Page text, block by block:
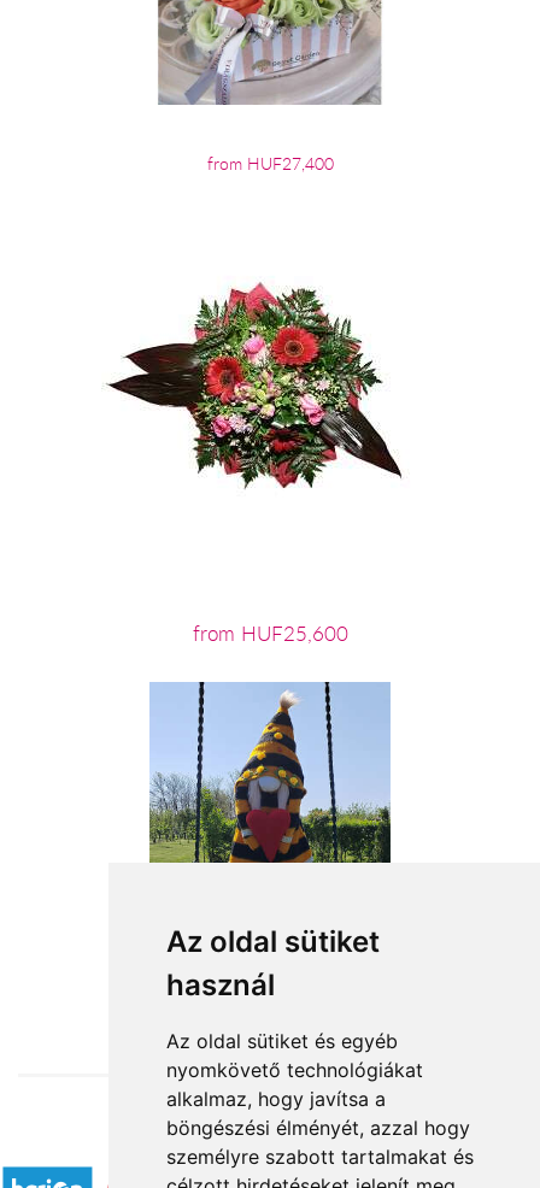
Az oldal sütiket
használ
Az oldal sütiket és egyéb
nyomkövető technológiákat
alkalmaz, hogy javítsa a
böngészési élményét, azzal hogy
személyre szabott tartalmakat és
from HUF27,400
from HUF25,600
from HUF20,360
Accepted payment methods